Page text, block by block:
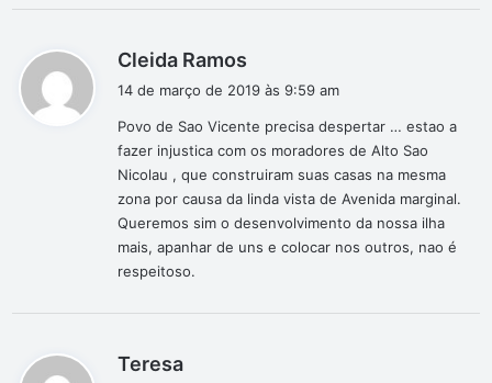
Cleida Ramos
i
s
e
:
14 de março de 2019 às 9:59 am
Povo de Sao Vicente precisa despertar … estao a
fazer injustica com os moradores de Alto Sao
Nicolau , que construiram suas casas na mesma
zona por causa da linda vista de Avenida marginal.
Queremos sim o desenvolvimento da nossa ilha
mais, apanhar de uns e colocar nos outros, nao é
respeitoso.
Teresa